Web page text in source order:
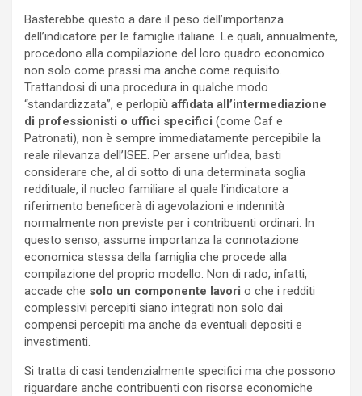
Basterebbe questo a dare il peso dell’importanza
dell’indicatore per le famiglie italiane. Le quali, annualmente,
procedono alla compilazione del loro quadro economico
non solo come prassi ma anche come requisito.
Trattandosi di una procedura in qualche modo
“standardizzata”, e perlopiù affidata all’intermediazione
di professionisti o uffici specifici (come Caf e
Patronati), non è sempre immediatamente percepibile la
reale rilevanza dell’ISEE. Per arsene un’idea, basti
considerare che, al di sotto di una determinata soglia
reddituale, il nucleo familiare al quale l’indicatore a
riferimento beneficerà di agevolazioni e indennità
normalmente non previste per i contribuenti ordinari. In
questo senso, assume importanza la connotazione
economica stessa della famiglia che procede alla
compilazione del proprio modello. Non di rado, infatti,
accade che solo un componente lavori o che i redditi
complessivi percepiti siano integrati non solo dai
compensi percepiti ma anche da eventuali depositi e
investimenti.
Si tratta di casi tendenzialmente specifici ma che possono
riguardare anche contribuenti con risorse economiche